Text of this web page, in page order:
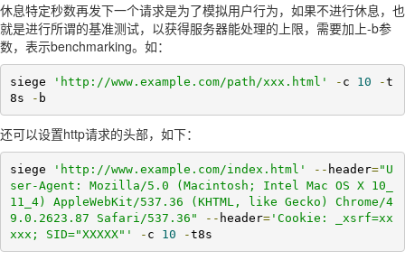
休息特定秒数再发下一个请求是为了模拟用户行为，如果不进行休息，也
就是进行所谓的基准测试，以获得服务器能处理的上限，需要加上-b参
数，表示benchmarking。如：
siege 'http://www.example.com/path/xxx.html' - c 10 -t
8s
- b
还可以设置http请求的头部，如下：
siege 'http://www.example.com/index.html' -- header="U
ser-Agent: Mozilla/5.0 (Macintosh; Intel Mac OS X 10_
11_4) AppleWebKit/537.36 (KHTML, like Gecko) Chrome/4
9.0.2623.87 Safari/537.36"
-- header='Cookie: _xsrf=xx
xxx; SID="XXXXX"'
- c 10 -t8s